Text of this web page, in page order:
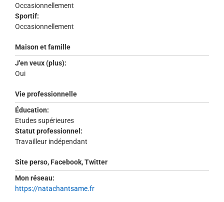
Occasionnellement
Sportif:
Occasionnellement
Maison et famille
J'en veux (plus):
Oui
Vie professionnelle
Éducation:
Etudes supérieures
Statut professionnel:
Travailleur indépendant
Site perso, Facebook, Twitter
Mon réseau:
https://natachantsame.fr